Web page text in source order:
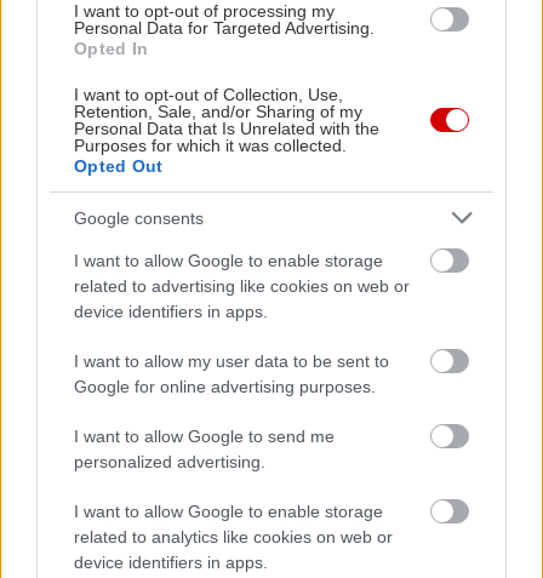
I want to opt-out of processing my
Personal Data for Targeted Advertising.
Opted In
I want to opt-out of Collection, Use,
Retention, Sale, and/or Sharing of my
Personal Data that Is Unrelated with the
Purposes for which it was collected.
Opted Out
Google consents
I want to allow Google to enable storage
related to advertising like cookies on web or
device identifiers in apps.
I want to allow my user data to be sent to
Google for online advertising purposes.
I want to allow Google to send me
personalized advertising.
I want to allow Google to enable storage
related to analytics like cookies on web or
device identifiers in apps.